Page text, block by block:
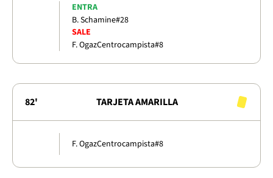
ENTRA
B. Schamine#28
SALE
F. OgazCentrocampista#8
82' TARJETA AMARILLA
F. OgazCentrocampista#8